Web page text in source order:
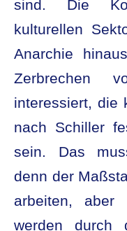
sind. Die
kulturellen
Anarchie
Zerbrechen
interessiert, die
nach Schiller
sein. Das
denn der
arbeiten, aber
werden durch